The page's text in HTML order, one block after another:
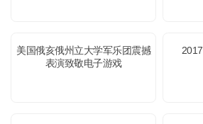
美国俄亥俄州立大学军乐团震撼
表演致敬电子游戏